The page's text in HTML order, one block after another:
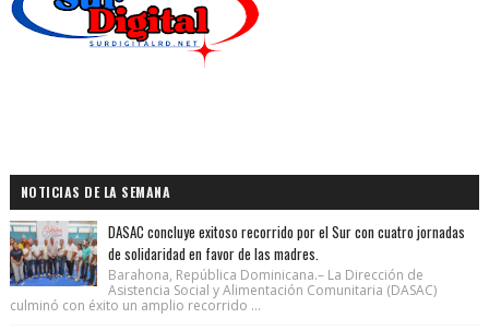
NOTICIAS DE LA SEMANA
DASAC concluye exitoso recorrido por el Sur con cuatro jornadas
de solidaridad en favor de las madres.
Barahona, República Dominicana.– La Dirección de
Asistencia Social y Alimentación Comunitaria (DASAC)
culminó con éxito un amplio recorrido ...